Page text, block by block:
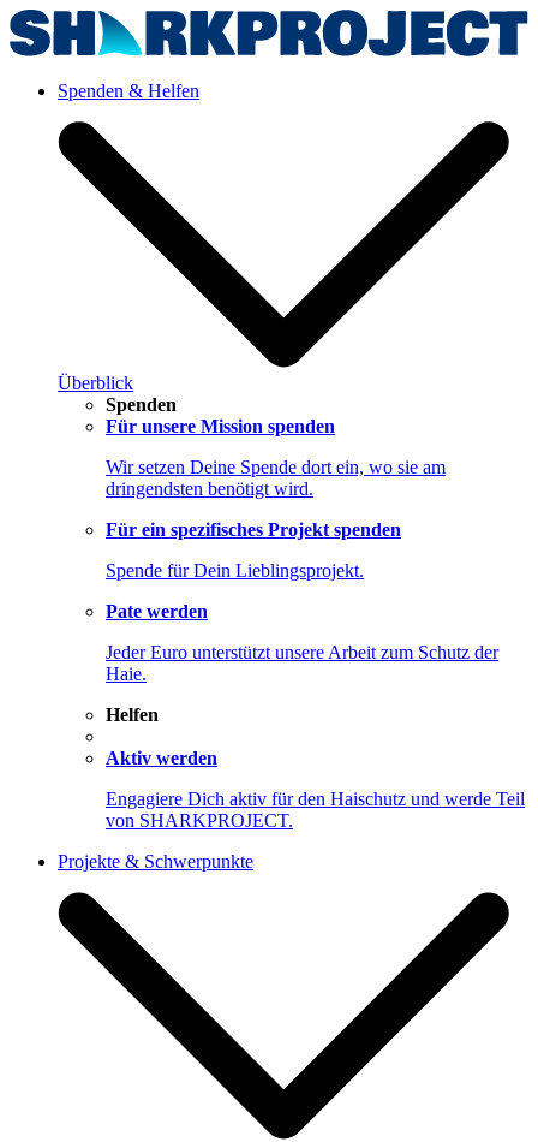
Spenden & Helfen
Überblick
Spenden
Für unsere Mission spenden
Wir setzen Deine Spende dort ein, wo sie am
dringendsten benötigt wird.
Für ein spezifisches Projekt spenden
Spende für Dein Lieblingsprojekt.
Pate werden
Jeder Euro unterstützt unsere Arbeit zum Schutz der
Haie.
Helfen
Aktiv werden
Engagiere Dich aktiv für den Haischutz und werde Teil
von SHARKPROJECT.
Projekte & Schwerpunkte